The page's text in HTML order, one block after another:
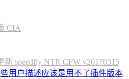
CIA
speedfly NTR CFW v20170315
用户描述应该是用不了插件版本